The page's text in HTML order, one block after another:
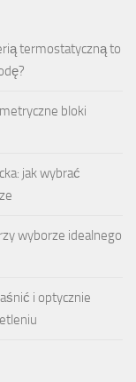
termostatyczną to
bloki
jak wybrać
wyborze idealnego
i optycznie